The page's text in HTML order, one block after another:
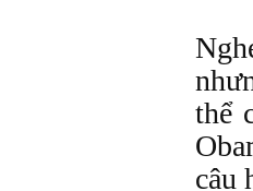
thể
câu